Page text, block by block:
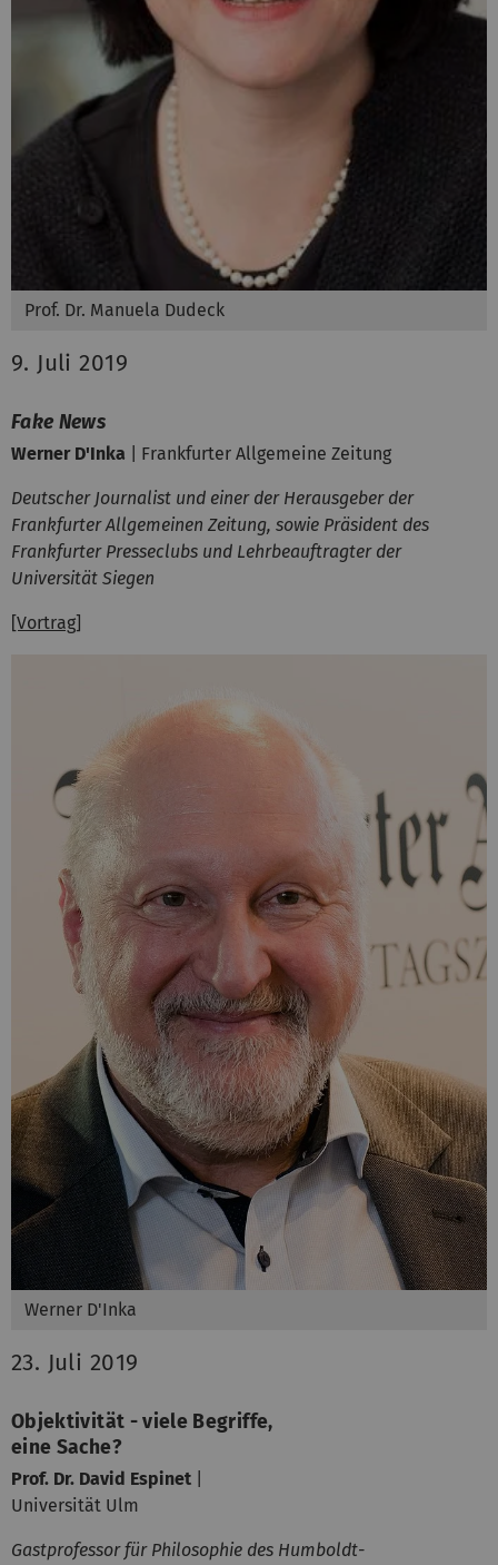
Prof. Dr. Manuela Dudeck
9. Juli 2019
Fake News
Werner D'Inka | Frankfurter Allgemeine Zeitung
Deutscher Journalist und einer der Herausgeber der
Frankfurter Allgemeinen Zeitung, sowie Präsident des
Frankfurter Presseclubs und Lehrbeauftragter der
Universität Siegen
[Vortrag]
Werner D'Inka
23. Juli 2019
Objektivität - viele Begriffe,
eine Sache?
Prof. Dr. David Espinet
Universität Ulm
Gastprofessor für Philosophie des Humboldt-